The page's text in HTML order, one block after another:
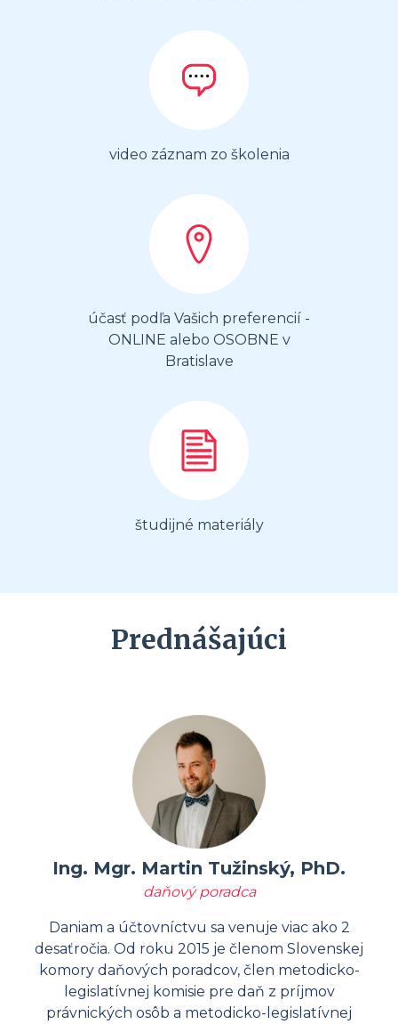
video záznam zo školenia
účasť podľa Vašich preferencií -
ONLINE alebo OSOBNE v
Bratislave
študijné materiály
Prednášajúci
Ing. Mgr. Martin Tužinský, PhD.
daňový poradca
Daniam a účtovníctvu sa venuje viac ako 2
desaťročia. Od roku 2015 je členom Slovenskej
komory daňových poradcov, člen metodicko-
legislatívnej komisie pre daň z príjmov
právnických osôb a metodicko-legislatívnej